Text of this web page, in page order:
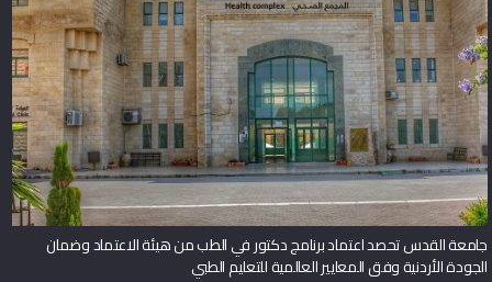
جامعة القدس تحصد اعتماد برنامج دكتور في الطب من هيئة الاعتماد وضمان
الجودة الأردنية وفق المعايير العالمية للتعليم الطبي